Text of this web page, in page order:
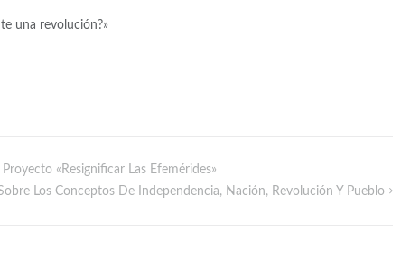
una revolución?»
«Resignificar Las Efemérides»
Los Conceptos De Independencia, Nación, Revolución Y Pueblo